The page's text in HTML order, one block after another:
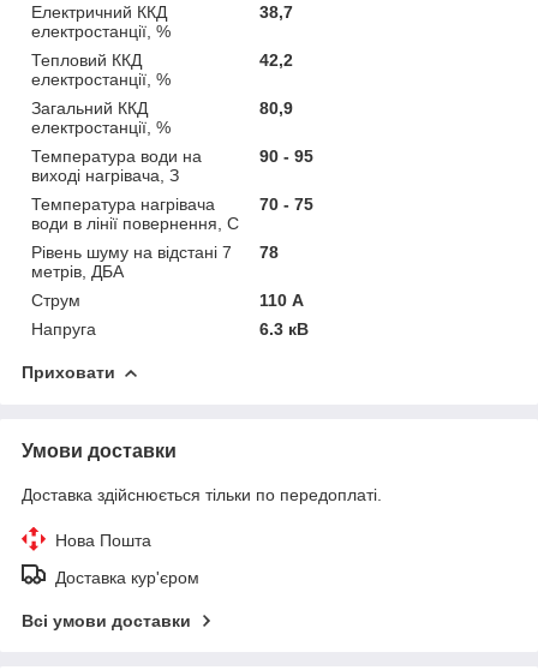
Електричний ККД
електростанції, %
38,7
Тепловий ККД
електростанції, %
42,2
Загальний ККД
електростанції, %
80,9
Температура води на
виході нагрівача, З
90 - 95
Температура нагрівача
води в лінії повернення, C
70 - 75
Рівень шуму на відстані 7
метрів, ДБА
78
Струм
110 А
Напруга
6.3 кВ
Приховати
Умови доставки
Доставка здійснюється тільки по передоплаті.
Нова Пошта
Доставка кур'єром
Всі умови доставки